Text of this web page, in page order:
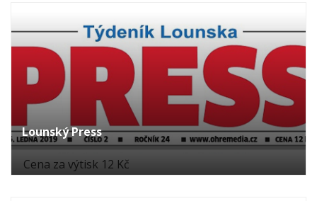
Lounský Press
Cena za výtisk 12 Kč